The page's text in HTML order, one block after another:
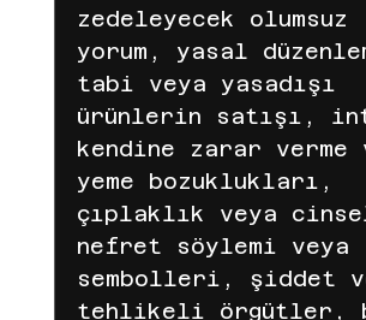
Amazon pinteresr
e mail Ticaret
Meta temu TEMU
LC Waikiki için ajans
zedeleyecek olumsuz
yorum, yasal
tabi veya yasadışı
ürünlerin satışı,
kendine zarar verme
yeme bozuklukları,
çıplaklık veya
nefret söylemi veya
sembolleri, şiddet
tehlikeli örgütler,